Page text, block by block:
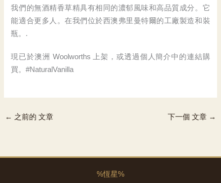
我們的無酒精香草精具有相同的濃郁風味和高品質成分。它
能適合更多人。在我們位於西澳弗里曼特爾的工廠製造和裝
瓶。.
現已於澳洲 Woolworths 上架，或透過個人簡介中的連結購
買。#NaturalVanilla
← 之前的 文章 下一個 文章 →
%恆星%